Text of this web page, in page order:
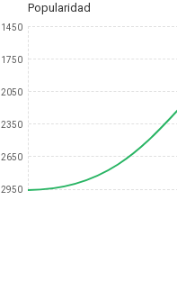
Popularidad
1450
1750
2050
2350
2650
2950